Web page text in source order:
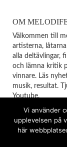
OM
Välkommen till
artisterna,
alla deltävlingar,
och lämna kritik
vinnare. Läs
musik, resultat.
Youtube.
© Copyright 2026
Vi använder
upplevelsen på
här